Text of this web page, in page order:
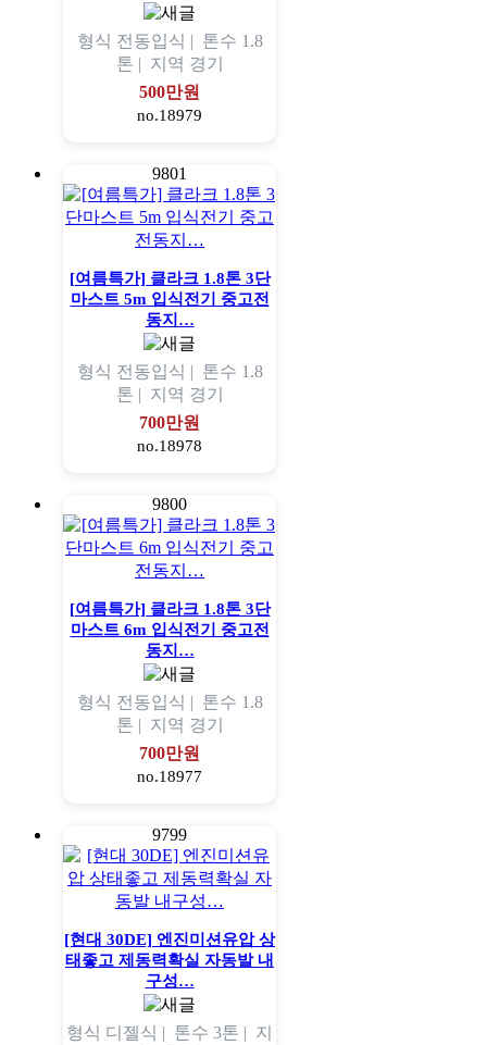
형식 전동입식 | 톤수 1.8
톤 | 지역 경기
500만원
no.18979
9801
[여름특가] 클라크 1.8톤 3단
마스트 5m 입식전기 중고전
동지…
형식 전동입식 | 톤수 1.8
톤 | 지역 경기
700만원
no.18978
9800
[여름특가] 클라크 1.8톤 3단
마스트 6m 입식전기 중고전
동지…
형식 전동입식 | 톤수 1.8
톤 | 지역 경기
700만원
no.18977
9799
[현대 30DE] 엔진미션유압 상
태좋고 제동력확실 자동발 내
구성…
형식 디젤식 | 톤수 3톤 | 지